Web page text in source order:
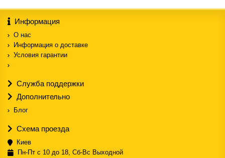
Информация
О нас
Информация о доставке
Условия гарантии
Служба поддержки
Дополнительно
Блог
Схема проезда
Киев
Пн-Пт с 10 до 18, Сб-Вс Выходной